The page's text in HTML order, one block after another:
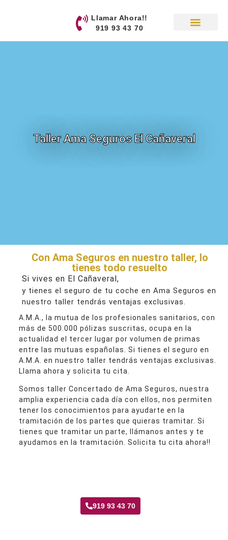
Llamar Ahora!!
919 93 43 70
Taller Ama Seguros El Cañaveral
Con Ama Seguros en nuestro taller, lo
tienes todo resuelto
Si vives en El Cañaveral,
y tienes el seguro de tu coche en Ama Seguros en
nuestro taller tendrás ventajas exclusivas.
A.M.A., la mutua de los profesionales sanitarios, con
más de 500.000 pólizas suscritas, ocupa en la
actualidad el tercer lugar por volumen de primas
entre las mutuas españolas. Si tienes el seguro en
A.M.A. en nuestro taller tendrás ventajas exclusivas.
Llama ahora y solicita tu cita.
Somos taller Concertado de Ama Seguros, nuestra
amplia experiencia cada día con ellos, nos permiten
tener los conocimientos para ayudarte en la
tramitación de los partes que quieras tramitar. Si
tienes que tramitar un parte, llámanos antes y te
ayudamos en la tramitación. Solicita tu cita ahora!!
919 93 43 70